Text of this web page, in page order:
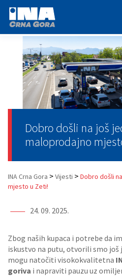
Dobro došli na još
maloprodajno
INA Crna Gora > Vijesti > Dobro došli
mjesto u Zeti!
24. 09. 2025.
Zbog naših kupaca i potrebe da
iskustvo na putu, otvorili smo još
mogu natočiti visokokvalitetna
goriva i napraviti pauzu uz